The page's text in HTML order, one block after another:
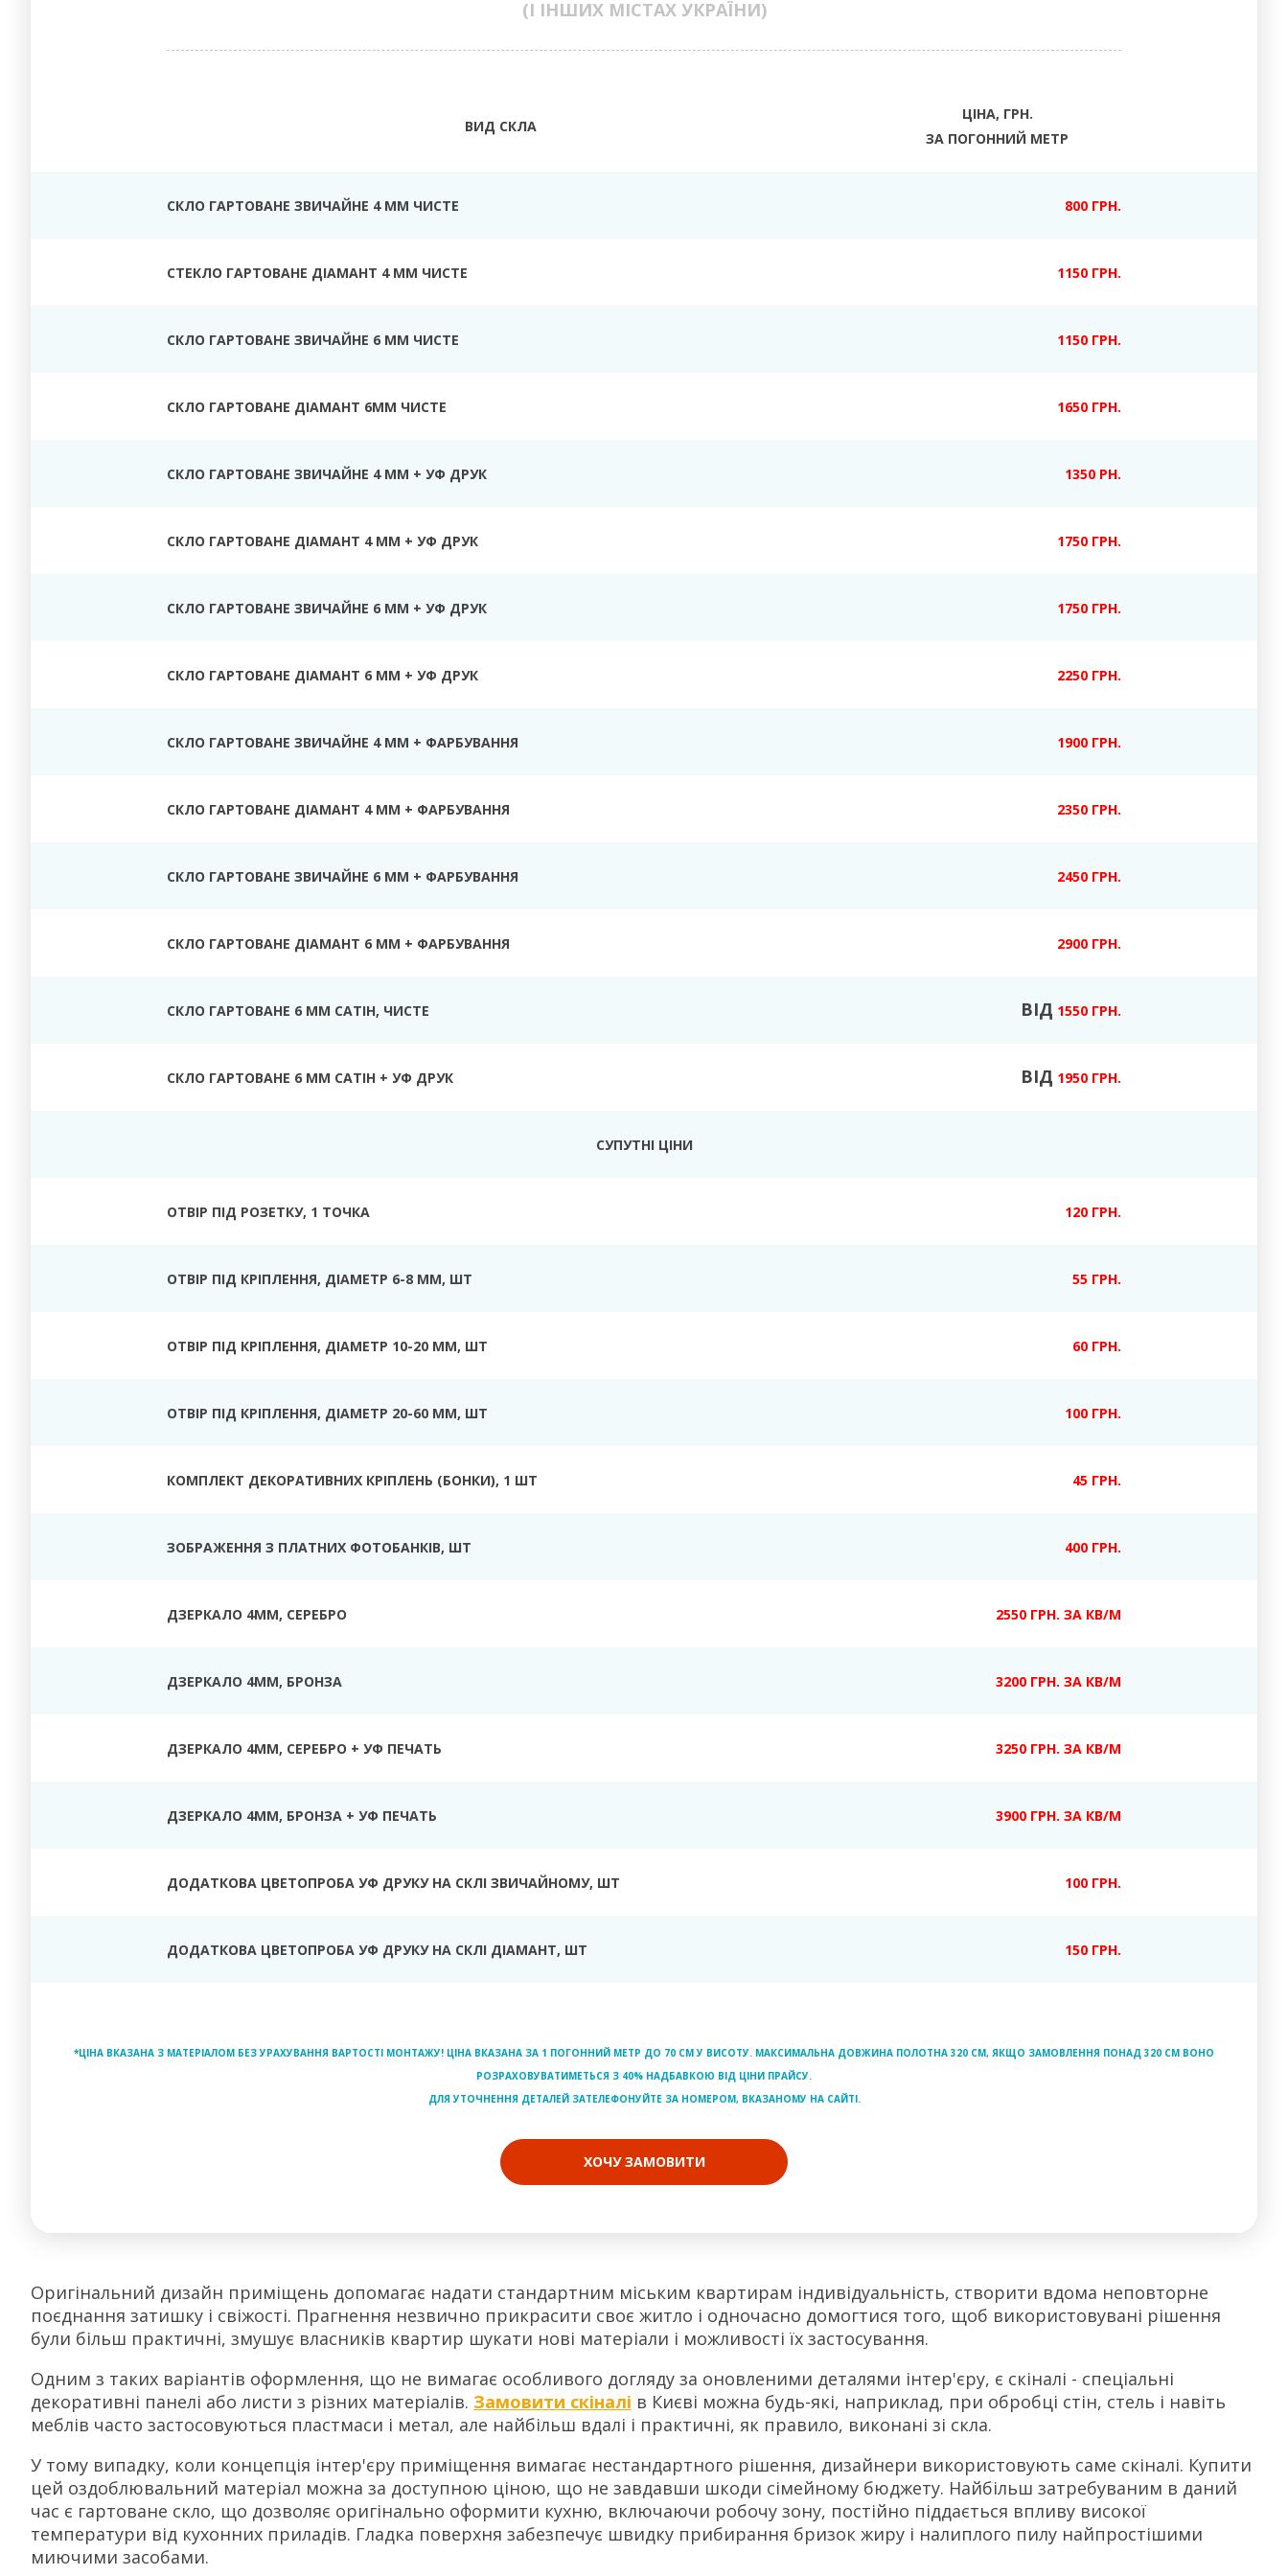
(І ІНШИХ МІСТАХ УКРАЇНИ)
ВИД СКЛА
ЦІНА, ГРН.
ЗА ПОГОННИЙ МЕТР
СКЛО ГАРТОВАНЕ ЗВИЧАЙНЕ 4 ММ ЧИСТЕ 800 ГРН.
СТЕКЛО ГАРТОВАНЕ ДІАМАНТ 4 ММ ЧИСТЕ 1150 ГРН.
СКЛО ГАРТОВАНЕ ЗВИЧАЙНЕ 6 ММ ЧИСТЕ 1150 ГРН.
СКЛО ГАРТОВАНЕ ДІАМАНТ 6ММ ЧИСТЕ 1650 ГРН.
СКЛО ГАРТОВАНЕ ЗВИЧАЙНЕ 4 ММ + УФ ДРУК 1350 РН.
СКЛО ГАРТОВАНЕ ДІАМАНТ 4 ММ + УФ ДРУК 1750 ГРН.
СКЛО ГАРТОВАНЕ ЗВИЧАЙНЕ 6 ММ + УФ ДРУК 1750 ГРН.
СКЛО ГАРТОВАНЕ ДІАМАНТ 6 ММ + УФ ДРУК 2250 ГРН.
СКЛО ГАРТОВАНЕ ЗВИЧАЙНЕ 4 ММ + ФАРБУВАННЯ 1900 ГРН.
СКЛО ГАРТОВАНЕ ДІАМАНТ 4 ММ + ФАРБУВАННЯ 2350 ГРН.
СКЛО ГАРТОВАНЕ ЗВИЧАЙНЕ 6 ММ + ФАРБУВАННЯ 2450 ГРН.
СКЛО ГАРТОВАНЕ ДІАМАНТ 6 ММ + ФАРБУВАННЯ 2900 ГРН.
СКЛО ГАРТОВАНЕ 6 ММ САТІН, ЧИСТЕ ВІД 1550 ГРН.
СКЛО ГАРТОВАНЕ 6 ММ САТІН + УФ ДРУК ВІД 1950 ГРН.
СУПУТНІ ЦІНИ
ОТВІР ПІД РОЗЕТКУ, 1 ТОЧКА 120 ГРН.
ОТВІР ПІД КРІПЛЕННЯ, ДІАМЕТР 6-8 ММ, ШТ 55 ГРН.
ОТВІР ПІД КРІПЛЕННЯ, ДІАМЕТР 10-20 ММ, ШТ 60 ГРН.
ОТВІР ПІД КРІПЛЕННЯ, ДІАМЕТР 20-60 ММ, ШТ 100 ГРН.
КОМПЛЕКТ ДЕКОРАТИВНИХ КРІПЛЕНЬ (БОНКИ), 1 ШТ 45 ГРН.
ЗОБРАЖЕННЯ З ПЛАТНИХ ФОТОБАНКІВ, ШТ 400 ГРН.
ДЗЕРКАЛО 4ММ, СЕРЕБРО 2550 ГРН. ЗА КВ/М
ДЗЕРКАЛО 4ММ, БРОНЗА 3200 ГРН. ЗА КВ/М
ДЗЕРКАЛО 4ММ, СЕРЕБРО + УФ ПЕЧАТЬ 3250 ГРН. ЗА КВ/М
ДЗЕРКАЛО 4ММ, БРОНЗА + УФ ПЕЧАТЬ 3900 ГРН. ЗА КВ/М
ДОДАТКОВА ЦВЕТОПРОБА УФ ДРУКУ НА СКЛІ ЗВИЧАЙНОМУ, ШТ 100 ГРН.
ДОДАТКОВА ЦВЕТОПРОБА УФ ДРУКУ НА СКЛІ ДІАМАНТ, ШТ 150 ГРН.
*ЦІНА ВКАЗАНА З МАТЕРІАЛОМ БЕЗ УРАХУВАННЯ ВАРТОСТІ МОНТАЖУ! ЦІНА ВКАЗАНА ЗА 1 ПОГОННИЙ МЕТР ДО 70 СМ У ВИСОТУ. МАКСИМАЛЬНА ДОВЖИНА ПОЛОТНА 320 СМ, ЯКЩО ЗАМОВЛЕННЯ ПОНАД 320 СМ ВОНО
РОЗРАХОВУВАТИМЕТЬСЯ З 40% НАДБАВКОЮ ВІД ЦІНИ ПРАЙСУ.
ДЛЯ УТОЧНЕННЯ ДЕТАЛЕЙ ЗАТЕЛЕФОНУЙТЕ ЗА НОМЕРОМ, ВКАЗАНОМУ НА САЙТІ.
ХОЧУ ЗАМОВИТИ
Оригінальний дизайн приміщень допомагає надати стандартним міським квартирам індивідуальність, створити вдома неповторне
поєднання затишку і свіжості. Прагнення незвично прикрасити своє житло і одночасно домогтися того, щоб використовувані рішення
були більш практичні, змушує власників квартир шукати нові матеріали і можливості їх застосування.
Одним з таких варіантів оформлення, що не вимагає особливого догляду за оновленими деталями інтер'єру, є скіналі - спеціальні
декоративні панелі або листи з різних матеріалів. Замовити скіналі в Києві можна будь-які, наприклад, при обробці стін, стель і навіть
меблів часто застосовуються пластмаси і метал, але найбільш вдалі і практичні, як правило, виконані зі скла.
У тому випадку, коли концепція інтер'єру приміщення вимагає нестандартного рішення, дизайнери використовують саме скіналі. Купити
цей оздоблювальний матеріал можна за доступною ціною, що не завдавши шкоди сімейному бюджету. Найбільш затребуваним в даний
час є гартоване скло, що дозволяє оригінально оформити кухню, включаючи робочу зону, постійно піддається впливу високої
температури від кухонних приладів. Гладка поверхня забезпечує швидку прибирання бризок жиру і налиплого пилу найпростішими
миючими засобами.